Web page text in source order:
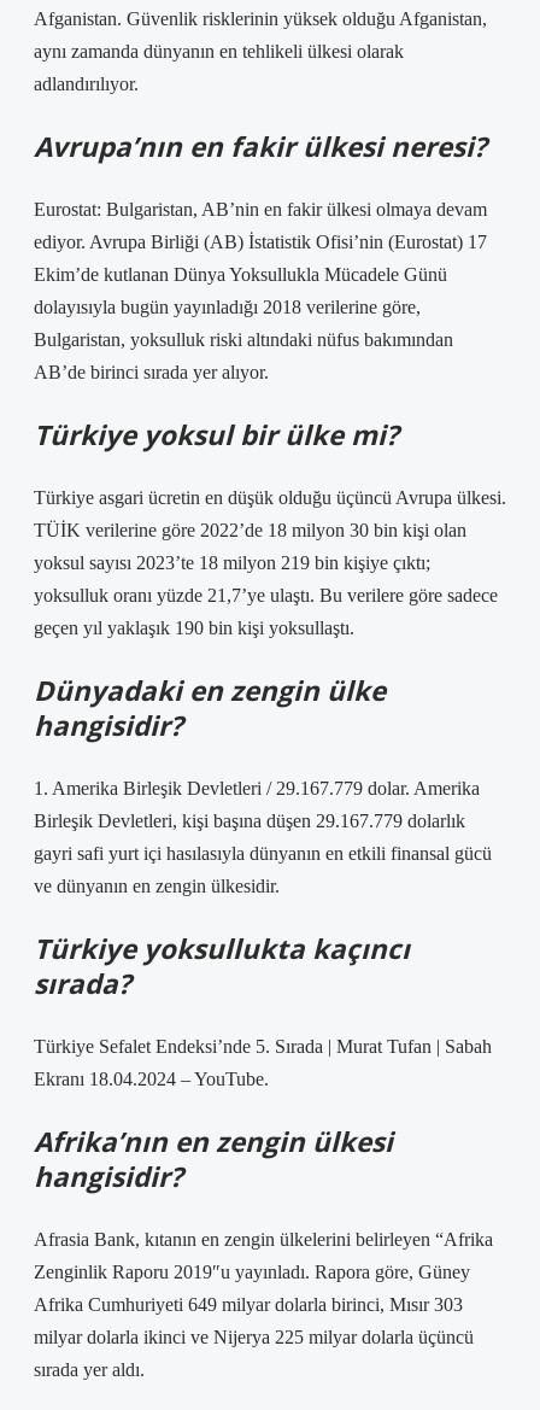
Afganistan. Güvenlik risklerinin yüksek olduğu Afganistan,
aynı zamanda dünyanın en tehlikeli ülkesi olarak
adlandırılıyor.
Avrupa’nın en fakir ülkesi neresi?
Eurostat: Bulgaristan, AB’nin en fakir ülkesi olmaya devam
ediyor. Avrupa Birliği (AB) İstatistik Ofisi’nin (Eurostat) 17
Ekim’de kutlanan Dünya Yoksullukla Mücadele Günü
dolayısıyla bugün yayınladığı 2018 verilerine göre,
Bulgaristan, yoksulluk riski altındaki nüfus bakımından
AB’de birinci sırada yer alıyor.
Türkiye yoksul bir ülke mi?
Türkiye asgari ücretin en düşük olduğu üçüncü Avrupa ülkesi.
TÜİK verilerine göre 2022’de 18 milyon 30 bin kişi olan
yoksul sayısı 2023’te 18 milyon 219 bin kişiye çıktı;
yoksulluk oranı yüzde 21,7’ye ulaştı. Bu verilere göre sadece
geçen yıl yaklaşık 190 bin kişi yoksullaştı.
Dünyadaki en zengin ülke
hangisidir?
1. Amerika Birleşik Devletleri / 29.167.779 dolar. Amerika
Birleşik Devletleri, kişi başına düşen 29.167.779 dolarlık
gayri safi yurt içi hasılasıyla dünyanın en etkili finansal gücü
ve dünyanın en zengin ülkesidir.
Türkiye yoksullukta kaçıncı
sırada?
Türkiye Sefalet Endeksi’nde 5. Sırada | Murat Tufan | Sabah
Ekranı 18.04.2024 – YouTube.
Afrika’nın en zengin ülkesi
hangisidir?
Afrasia Bank, kıtanın en zengin ülkelerini belirleyen “Afrika
Zenginlik Raporu 2019″u yayınladı. Rapora göre, Güney
Afrika Cumhuriyeti 649 milyar dolarla birinci, Mısır 303
milyar dolarla ikinci ve Nijerya 225 milyar dolarla üçüncü
sırada yer aldı.